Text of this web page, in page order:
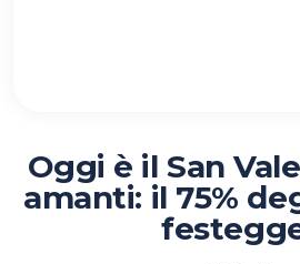
Oggi è il San
amanti: il 75%